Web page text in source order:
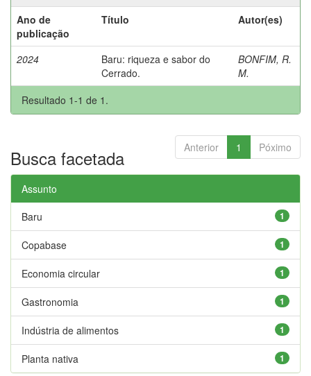
Ano de
publicação
Título Autor(es)
2024
Baru: riqueza e sabor do
Cerrado.
BONFIM, R.
M.
Resultado 1-1 de 1.
Anterior 1 Póximo
Busca facetada
Assunto
1
Baru
1
Copabase
1
Economia circular
1
Gastronomia
1
Indústria de alimentos
1
Planta nativa